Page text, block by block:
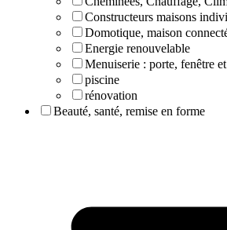
Constructeurs maisons
Domotique, maison
Energie renouvelable
Menuiserie : porte, fenêtre
piscine
rénovation
Beauté, santé, remise en forme